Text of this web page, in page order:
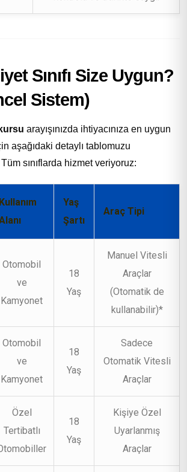
Sınıfı Size Uygun?
Sistem)
arayışınızda ihtiyacınıza en uygun
aşağıdaki detaylı tablomuzu
sınıflarda hizmet veriyoruz:
Kullanım
Yaş
Şartı
Araç Tipi
Otomobil
ve
Kamyonet
18
Yaş
Manuel Vitesli
Araçlar
(Otomatik de
kullanabilir)*
Otomobil
ve
Kamyonet
18
Yaş
Sadece
Otomatik Vitesli
Araçlar
Özel
Tertibatlı
18
Yaş
Kişiye Özel
Uyarlanmış
Araçlar